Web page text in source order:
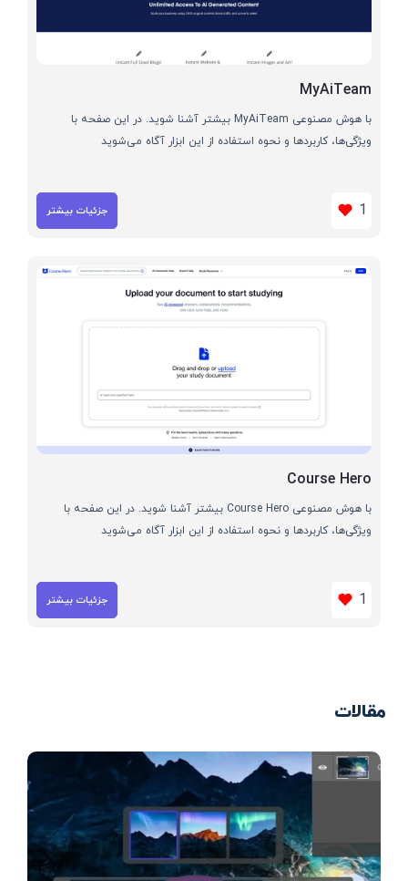
MyAiTeam
با هوش مصنوعی MyAiTeam بیشتر آشنا شوید. در این صفحه با
ویژگی‌ها، کاربردها و نحوه استفاده از این ابزار آگاه می‌شوید
1 جزئیات بیشتر
Course Hero
با هوش مصنوعی Course Hero بیشتر آشنا شوید. در این صفحه با
ویژگی‌ها، کاربردها و نحوه استفاده از این ابزار آگاه می‌شوید
1 جزئیات بیشتر
مقالات